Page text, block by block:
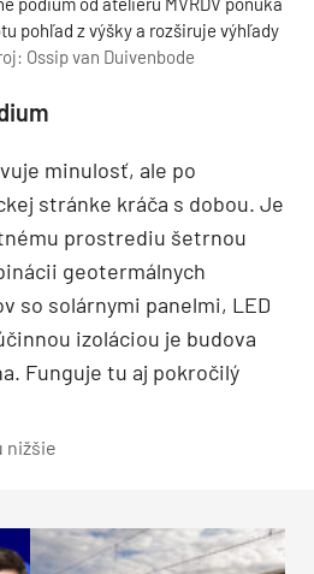
pohľad z výšky a rozširuje výhľady
Ossip van Duivenbode
minulosť, ale po
stránke kráča s dobou. Je
prostrediu šetrnou
geotermálnych
so solárnymi panelmi, LED
izoláciou je budova
Funguje tu aj pokročilý